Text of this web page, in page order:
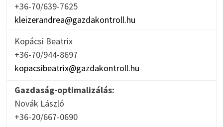
+36-70/639-7625
kleizerandrea@gazdakontroll.hu
Kopácsi Beatrix
+36-70/944-8697
kopacsibeatrix@gazdakontroll.hu
Gazdaság-optimalizálás:
Novák László
+36-20/667-0690